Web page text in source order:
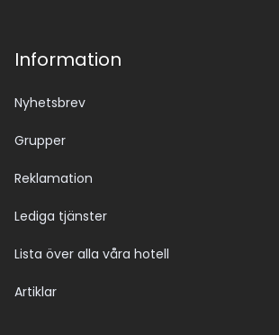
Information
Nyhetsbrev
Grupper
Reklamation
Lediga tjänster
Lista över alla våra hotell
Artiklar